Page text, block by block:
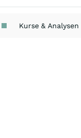
Kurse & Analysen